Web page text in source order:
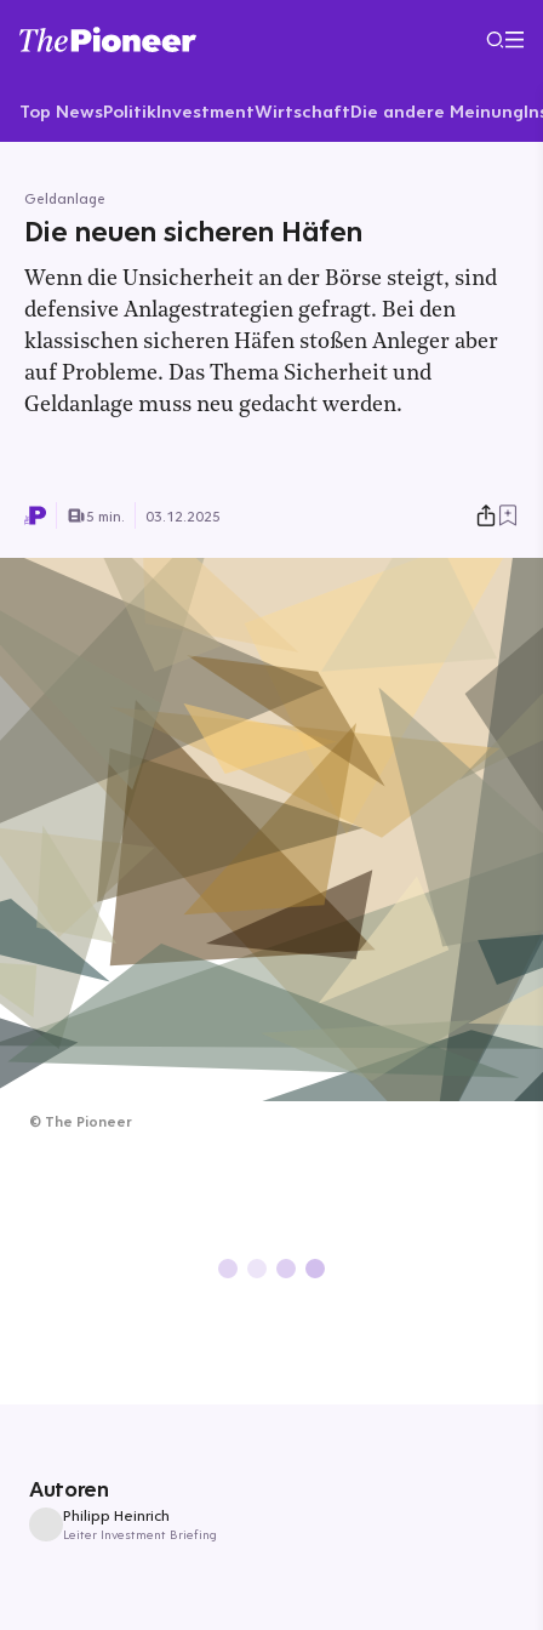
Top NewsPolitikInvestmentWirtschaftDie andere Meinung
Geldanlage
Die neuen sicheren Häfen
Wenn die Unsicherheit an der Börse steigt, sind
defensive Anlagestrategien gefragt. Bei den
klassischen sicheren Häfen stoßen Anleger aber
auf Probleme. Das Thema Sicherheit und
Geldanlage muss neu gedacht werden.
5 min. 03.12.2025
© The Pioneer
Autoren
Philipp Heinrich
Leiter Investment Briefing